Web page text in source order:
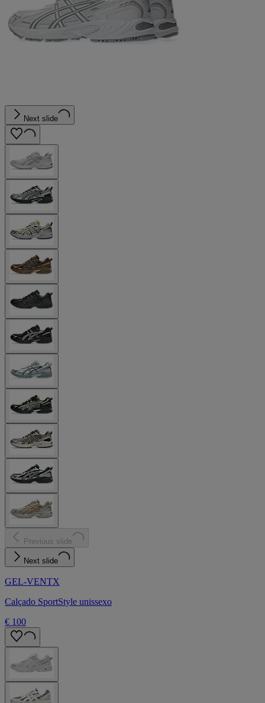
Next slide
Previous slide
Next slide
GEL-VENTX
Calçado SportStyle unissexo
€ 100